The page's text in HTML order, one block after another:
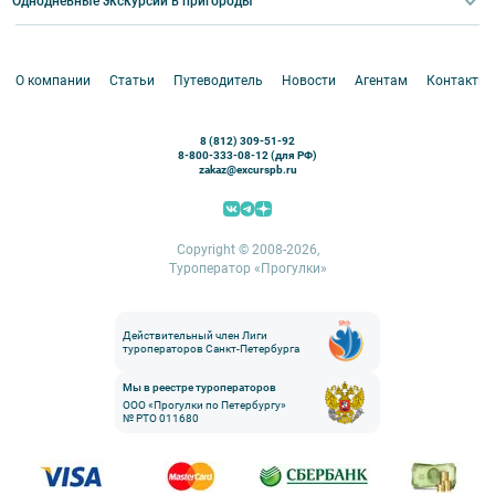
Круизы
Аренда водного транспорта
Кронштадт
Ораниенбаум
Пушкин (Царское село)
Выборг
О компании Статьи Путеводитель Новости Агентам Контакты
8 (812) 309-51-92
8-800-333-08-12 (для РФ)
zakaz@excurspb.ru
Copyright © 2008-2026,
Туроператор «Прогулки»
Действительный член Лиги
туроператоров Санкт-Петербурга
Мы в реестре туроператоров
ООО «Прогулки по Петербургу»
№ РТО 011680